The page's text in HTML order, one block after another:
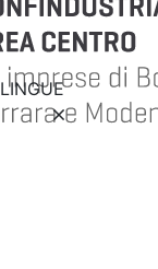
LINGUE